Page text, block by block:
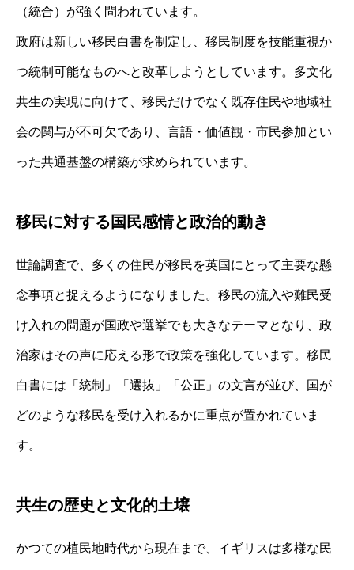
（統合）が強く問われています。
政府は新しい移民白書を制定し、移民制度を技能重視か
つ統制可能なものへと改革しようとしています。多文化
共生の実現に向けて、移民だけでなく既存住民や地域社
会の関与が不可欠であり、言語・価値観・市民参加とい
った共通基盤の構築が求められています。
移民に対する国民感情と政治的動き
世論調査で、多くの住民が移民を英国にとって主要な懸
念事項と捉えるようになりました。移民の流入や難民受
け入れの問題が国政や選挙でも大きなテーマとなり、政
治家はその声に応える形で政策を強化しています。移民
白書には「統制」「選抜」「公正」の文言が並び、国が
どのような移民を受け入れるかに重点が置かれていま
す。
共生の歴史と文化的土壌
かつての植民地時代から現在まで、イギリスは多様な民